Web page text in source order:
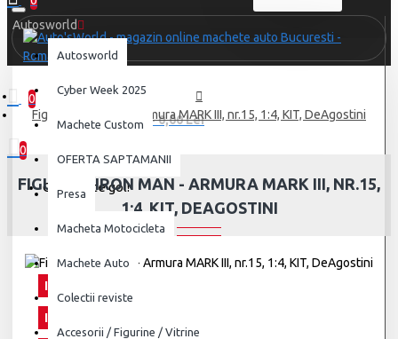
0
0 produs(e) - 0,00 Lei
0
Coșul este gol!
Autosworld
Autosworld
Cyber Week 2025
Machete Custom
OFERTA SAPTAMANII
Presa
Macheta Motocicleta
Machete Auto
Colectii reviste
Accesorii / Figurine / Vitrine
Figurina Iron Man - Armura MARK III, nr.15, 1:4, KIT, DeAgostini
FIGURINA IRON MAN - ARMURA MARK III, NR.15,
1:4, KIT, DEAGOSTINI
INDISPONIBIL
INDISPONIBIL